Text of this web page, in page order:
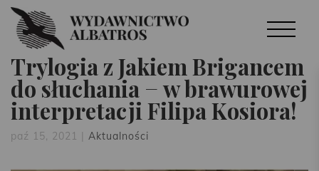
Trylogia z Jakiem Brigancem
do słuchania − w brawurowej
interpretacji Filipa Kosiora!
paź 15, 2021 | Aktualności